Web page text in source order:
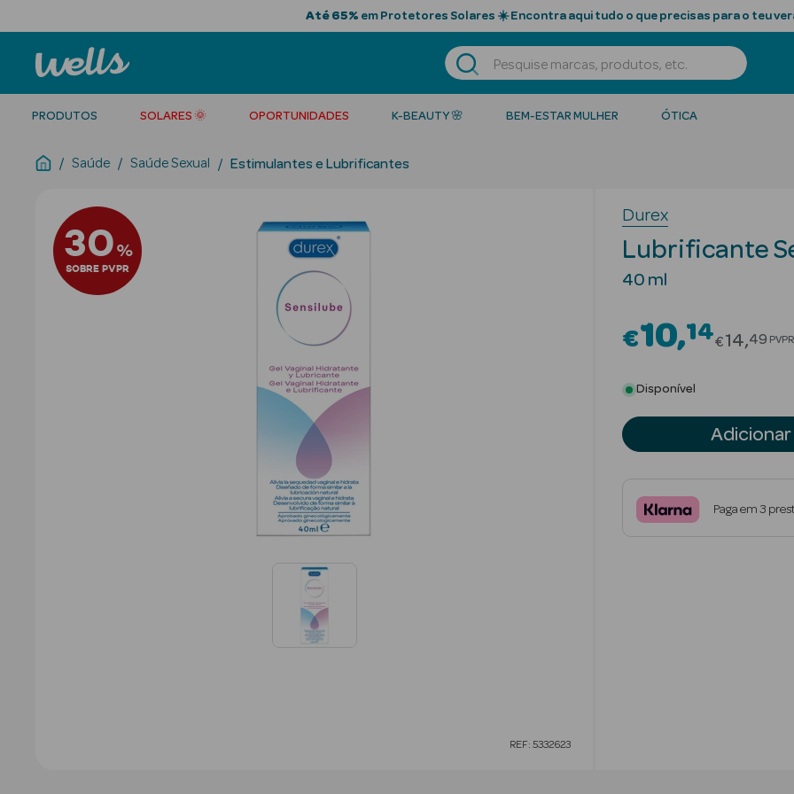
Até 65% em Protetores Solares ☀️ Encontra aqui tudo o que precisas para o teu
PRODUTOS SOLARES 🌞 OPORTUNIDADES K-BEAUTY 🌸 BEM-ESTAR MULHER ÓTICA
Saúde Saúde Sexual Estimulantes e Lubrificantes
30%
SOBRE PVPR
REF: 5332623
Durex
Lubrificante
40 ml
€10 14Price
€14 49 PVPR
Disponível
Adicionar
Paga em 3